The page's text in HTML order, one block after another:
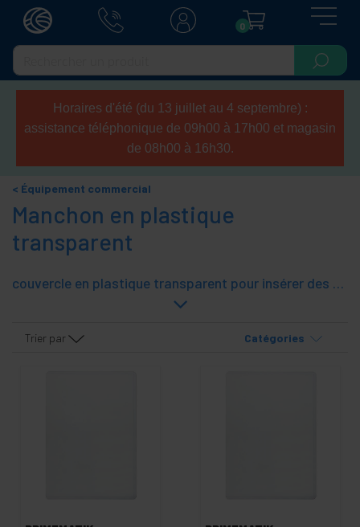
0
Horaires d'été (du 13 juillet au 4 septembre) :
assistance téléphonique de 09h00 à 17h00 et magasin
de 08h00 à 16h30.
Équipement commercial
Manchon en plastique
transparent
couvercle en plastique transparent pour insérer des documents, des signes, des affiches, des signes, offre des magasins, etc. Couvre PVC semi-rigide. L'insertion du document ou signe, est la plus large.
Trier par Catégories